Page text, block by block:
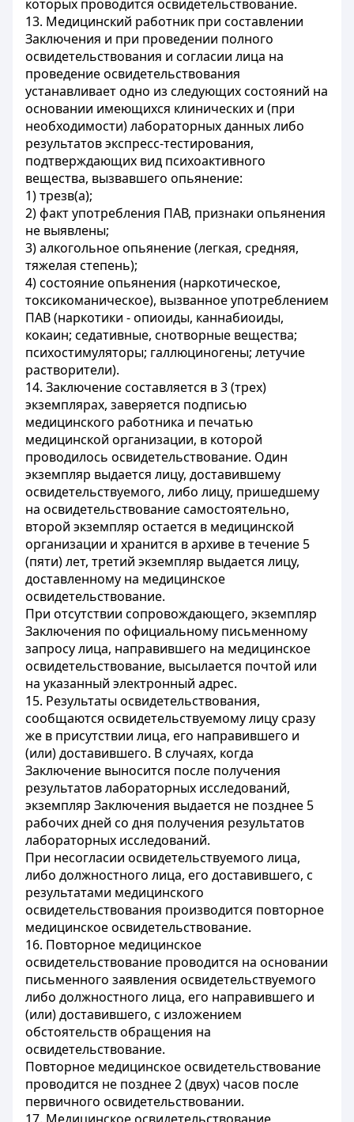
которых проводится освидетельствование.
13. Медицинский работник при составлении
Заключения и при проведении полного
освидетельствования и согласии лица на
проведение освидетельствования
устанавливает одно из следующих состояний на
основании имеющихся клинических и (при
необходимости) лабораторных данных либо
результатов экспресс-тестирования,
подтверждающих вид психоактивного
вещества, вызвавшего опьянение:
1) трезв(а);
2) факт употребления ПАВ, признаки опьянения
не выявлены;
3) алкогольное опьянение (легкая, средняя,
тяжелая степень);
4) состояние опьянения (наркотическое,
токсикоманическое), вызванное употреблением
ПАВ (наркотики - опиоиды, каннабиоиды,
кокаин; седативные, снотворные вещества;
психостимуляторы; галлюциногены; летучие
растворители).
14. Заключение составляется в 3 (трех)
экземплярах, заверяется подписью
медицинского работника и печатью
медицинской организации, в которой
проводилось освидетельствование. Один
экземпляр выдается лицу, доставившему
освидетельствуемого, либо лицу, пришедшему
на освидетельствование самостоятельно,
второй экземпляр остается в медицинской
организации и хранится в архиве в течение 5
(пяти) лет, третий экземпляр выдается лицу,
доставленному на медицинское
освидетельствование.
При отсутствии сопровождающего, экземпляр
Заключения по официальному письменному
запросу лица, направившего на медицинское
освидетельствование, высылается почтой или
на указанный электронный адрес.
15. Результаты освидетельствования,
сообщаются освидетельствуемому лицу сразу
же в присутствии лица, его направившего и
(или) доставившего. В случаях, когда
Заключение выносится после получения
результатов лабораторных исследований,
экземпляр Заключения выдается не позднее 5
рабочих дней со дня получения результатов
лабораторных исследований.
При несогласии освидетельствуемого лица,
либо должностного лица, его доставившего, с
результатами медицинского
освидетельствования производится повторное
медицинское освидетельствование.
16. Повторное медицинское
освидетельствование проводится на основании
письменного заявления освидетельствуемого
либо должностного лица, его направившего и
(или) доставившего, с изложением
обстоятельств обращения на
освидетельствование.
Повторное медицинское освидетельствование
проводится не позднее 2 (двух) часов после
первичного освидетельствовании.